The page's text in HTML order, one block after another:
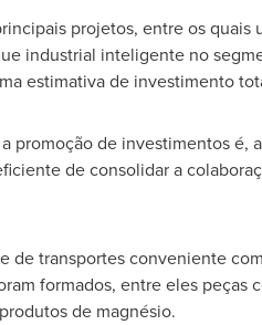
projetos, entre os
industrial inteligente no
estimativa de investimento
promoção de investimentos
de consolidar a
de transportes conveniente
formados, entre eles peças
de magnésio.